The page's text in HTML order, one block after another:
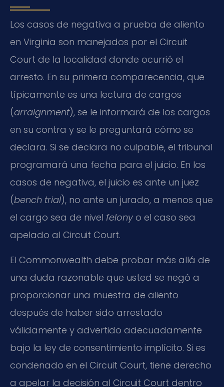
Los casos de negativa a prueba de aliento
en Virginia son manejados por el Circuit
Court de la localidad donde ocurrió el
arresto. En su primera comparecencia, que
típicamente es una lectura de cargos
(arraignment), se le informará de los cargos
en su contra y se le preguntará cómo se
declara. Si se declara no culpable, el tribunal
programará una fecha para el juicio. En los
casos de negativa, el juicio es ante un juez
(bench trial), no ante un jurado, a menos que
el cargo sea de nivel felony o el caso sea
apelado al Circuit Court.
El Commonwealth debe probar más allá de
una duda razonable que usted se negó a
proporcionar una muestra de aliento
después de haber sido arrestado
válidamente y advertido adecuadamente
bajo la ley de consentimiento implícito. Si es
condenado en el Circuit Court, tiene derecho
a apelar la decisión al Circuit Court dentro